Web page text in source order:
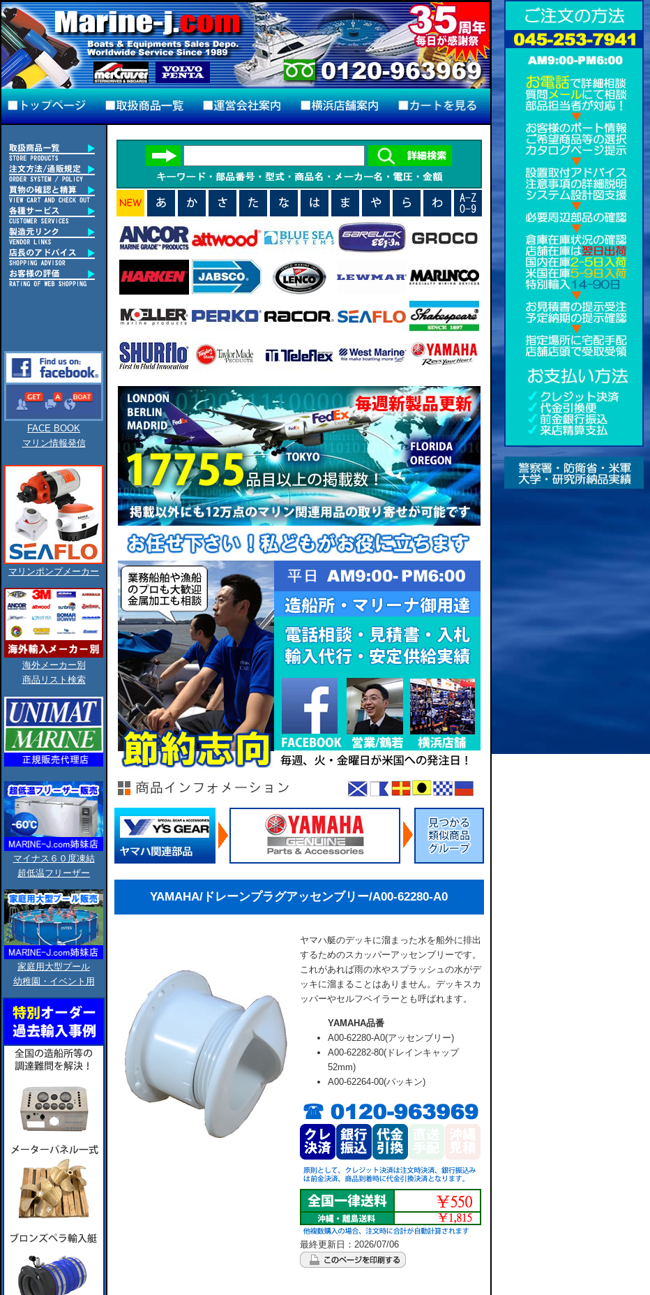
FACE BOOK
マリン情報発信
マリンポンプメーカー
海外メーカー別
商品リスト検索
マイナス６０度凍結
超低温フリーザー
家庭用大型プール
幼稚園・イベント用
YAMAHA/ドレーンプラグアッセンブリー/A00-62280-A0
ヤマハ艇のデッキに溜まった水を船外に排出
するためのスカッパーアッセンブリーです。
これがあれば雨の水やスプラッシュの水がデ
ッキに溜まることはありません。デッキスカ
ッパーやセルフベイラーとも呼ばれます。
YAMAHA品番
A00-62280-A0(アッセンブリー)
A00-62282-80(ドレインキャップ
52mm)
A00-62264-00(パッキン)
最終更新日：2026/07/06